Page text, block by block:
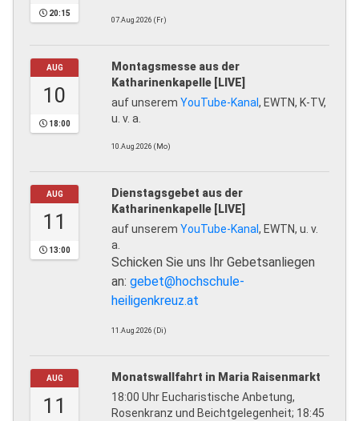
20:15
07.Aug.2026 (Fr)
AUG
10
18:00
Montagsmesse aus der
Katharinenkapelle [LIVE]
auf unserem YouTube-Kanal, EWTN, K-TV,
u. v. a.
10.Aug.2026 (Mo)
AUG
11
13:00
Dienstagsgebet aus der
Katharinenkapelle [LIVE]
auf unserem YouTube-Kanal, EWTN, u. v.
a.
Schicken Sie uns Ihr Gebetsanliegen
an: gebet@hochschule-
heiligenkreuz.at
11.Aug.2026 (Di)
AUG
11
Monatswallfahrt in Maria Raisenmarkt
18:00 Uhr Eucharistische Anbetung,
Rosenkranz und Beichtgelegenheit; 18:45